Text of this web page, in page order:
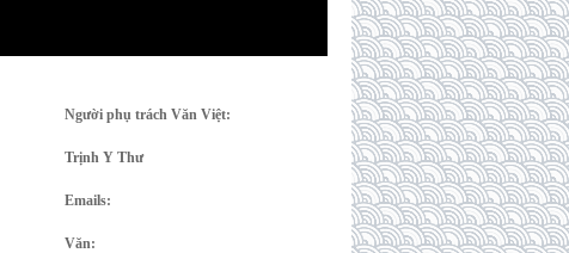
Người phụ trách Văn Việt:
Trịnh Y Thư
Emails:
Văn: